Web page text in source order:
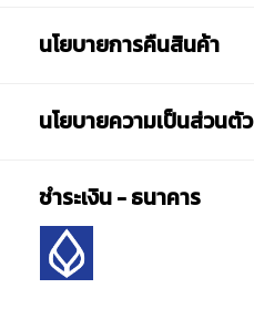
นโยบายการคืนสินค้า
นโยบายความเป็นส่วนตัว
ชำระเงิน - ธนาคาร